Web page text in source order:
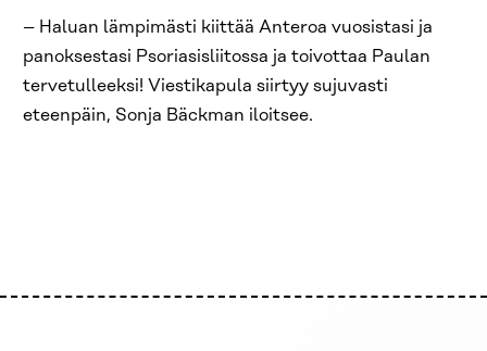
– Haluan lämpimästi kiittää Anteroa vuosistasi ja
panoksestasi Psoriasisliitossa ja toivottaa Paulan
tervetulleeksi! Viestikapula siirtyy sujuvasti
eteenpäin, Sonja Bäckman iloitsee.